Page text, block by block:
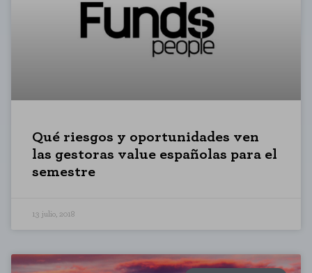
Qué riesgos y oportunidades ven
las gestoras value españolas para el
semestre
13 julio, 2018